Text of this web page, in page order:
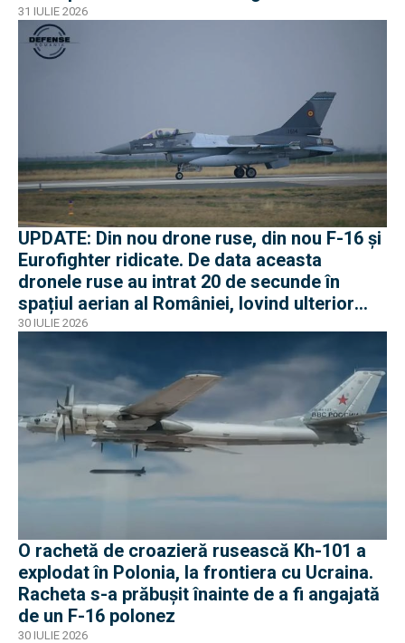
31 IULIE 2026
UPDATE: Din nou drone ruse, din nou F-16 și
Eurofighter ridicate. De data aceasta
dronele ruse au intrat 20 de secunde în
spațiul aerian al României, lovind ulterior
Ucraina
30 IULIE 2026
O rachetă de croazieră rusească Kh-101 a
explodat în Polonia, la frontiera cu Ucraina.
Racheta s-a prăbușit înainte de a fi angajată
de un F-16 polonez
30 IULIE 2026